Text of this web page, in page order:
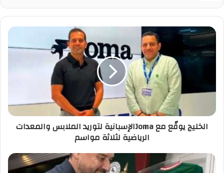
الخليج يوقّع مع Jomaالإسبانية لتوريد الملابس والمعدات
الرياضية لثلاثة مواسم